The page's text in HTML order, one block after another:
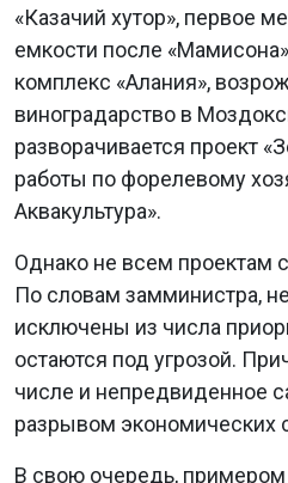
«Казачий хутор», первое
емкости после
комплекс «Алания»,
виноградарство в
разворачивается проект
работы по форелевому
Аквакультура».
Однако не всем проектам
По словам замминистра,
исключены из числа
остаются под угрозой.
числе и непредвиденное
разрывом экономических
В свою очередь,